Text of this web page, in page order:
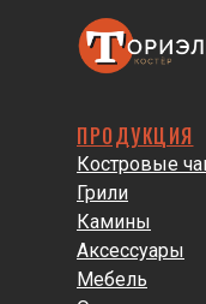
ПРОДУКЦИЯ
Костровые
Грили
Камины
Аксессуары
Мебель